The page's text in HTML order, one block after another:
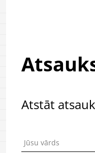
Atstāt
Jūsu vārds